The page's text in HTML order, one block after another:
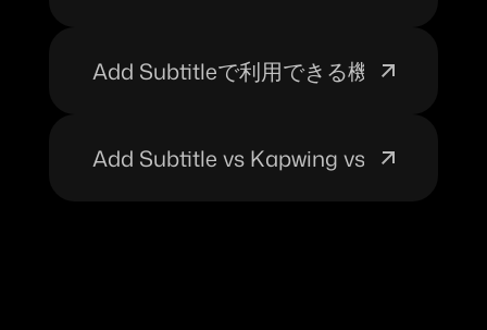
Add Subtitleで利用できる機能は何です
Add Subtitle vs Kapwing vs VEED vs